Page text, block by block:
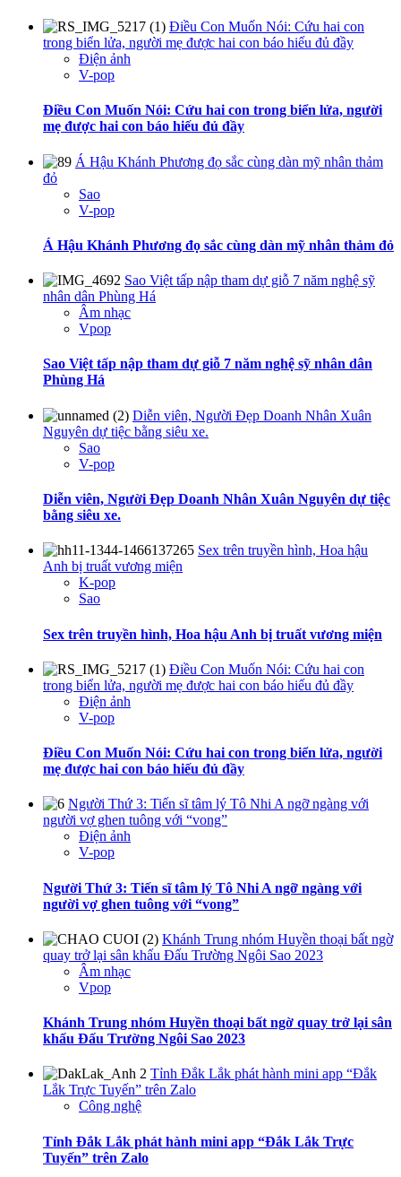
Điều Con Muốn Nói: Cứu hai con
trong biển lửa, người mẹ được hai con báo hiếu đủ đầy
Điện ảnh
V-pop
Điều Con Muốn Nói: Cứu hai con trong biển lửa, người
mẹ được hai con báo hiếu đủ đầy
Á Hậu Khánh Phương đọ sắc cùng dàn mỹ nhân thảm
đỏ
Sao
V-pop
Á Hậu Khánh Phương đọ sắc cùng dàn mỹ nhân thảm đỏ
Sao Việt tấp nập tham dự giỗ 7 năm nghệ sỹ
nhân dân Phùng Há
Âm nhạc
Vpop
Sao Việt tấp nập tham dự giỗ 7 năm nghệ sỹ nhân dân
Phùng Há
Diễn viên, Người Đẹp Doanh Nhân Xuân
Nguyên dự tiệc bằng siêu xe.
Sao
V-pop
Diễn viên, Người Đẹp Doanh Nhân Xuân Nguyên dự tiệc
bằng siêu xe.
Sex trên truyền hình, Hoa hậu
Anh bị truất vương miện
K-pop
Sao
Sex trên truyền hình, Hoa hậu Anh bị truất vương miện
Điều Con Muốn Nói: Cứu hai con
trong biển lửa, người mẹ được hai con báo hiếu đủ đầy
Điện ảnh
V-pop
Điều Con Muốn Nói: Cứu hai con trong biển lửa, người
mẹ được hai con báo hiếu đủ đầy
Người Thứ 3: Tiến sĩ tâm lý Tô Nhi A ngỡ ngàng với
người vợ ghen tuông với “vong”
Điện ảnh
V-pop
Người Thứ 3: Tiến sĩ tâm lý Tô Nhi A ngỡ ngàng với
người vợ ghen tuông với “vong”
Khánh Trung nhóm Huyền thoại bất ngờ
quay trở lại sân khấu Đấu Trường Ngôi Sao 2023
Âm nhạc
Vpop
Khánh Trung nhóm Huyền thoại bất ngờ quay trở lại sân
khấu Đấu Trường Ngôi Sao 2023
Tỉnh Đắk Lắk phát hành mini app “Đắk
Lắk Trực Tuyến” trên Zalo
Công nghệ
Tỉnh Đắk Lắk phát hành mini app “Đắk Lắk Trực
Tuyến” trên Zalo